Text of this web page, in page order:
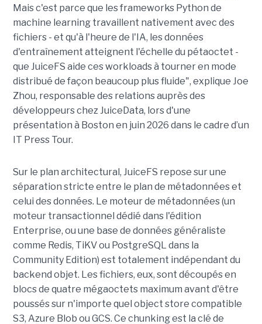
Mais c'est parce que les frameworks Python de
machine learning travaillent nativement avec des
fichiers - et qu'à l'heure de l'IA, les données
d'entraînement atteignent l'échelle du pétaoctet -
que JuiceFS aide ces workloads à tourner en mode
distribué de façon beaucoup plus fluide", explique Joe
Zhou, responsable des relations auprès des
développeurs chez JuiceData, lors d'une
présentation à Boston en juin 2026 dans le cadre d’un
IT Press Tour.
Sur le plan architectural, JuiceFS repose sur une
séparation stricte entre le plan de métadonnées et
celui des données. Le moteur de métadonnées (un
moteur transactionnel dédié dans l'édition
Enterprise, ou une base de données généraliste
comme Redis, TiKV ou PostgreSQL dans la
Community Edition) est totalement indépendant du
backend objet. Les fichiers, eux, sont découpés en
blocs de quatre mégaoctets maximum avant d'être
poussés sur n'importe quel object store compatible
S3, Azure Blob ou GCS. Ce chunking est la clé de